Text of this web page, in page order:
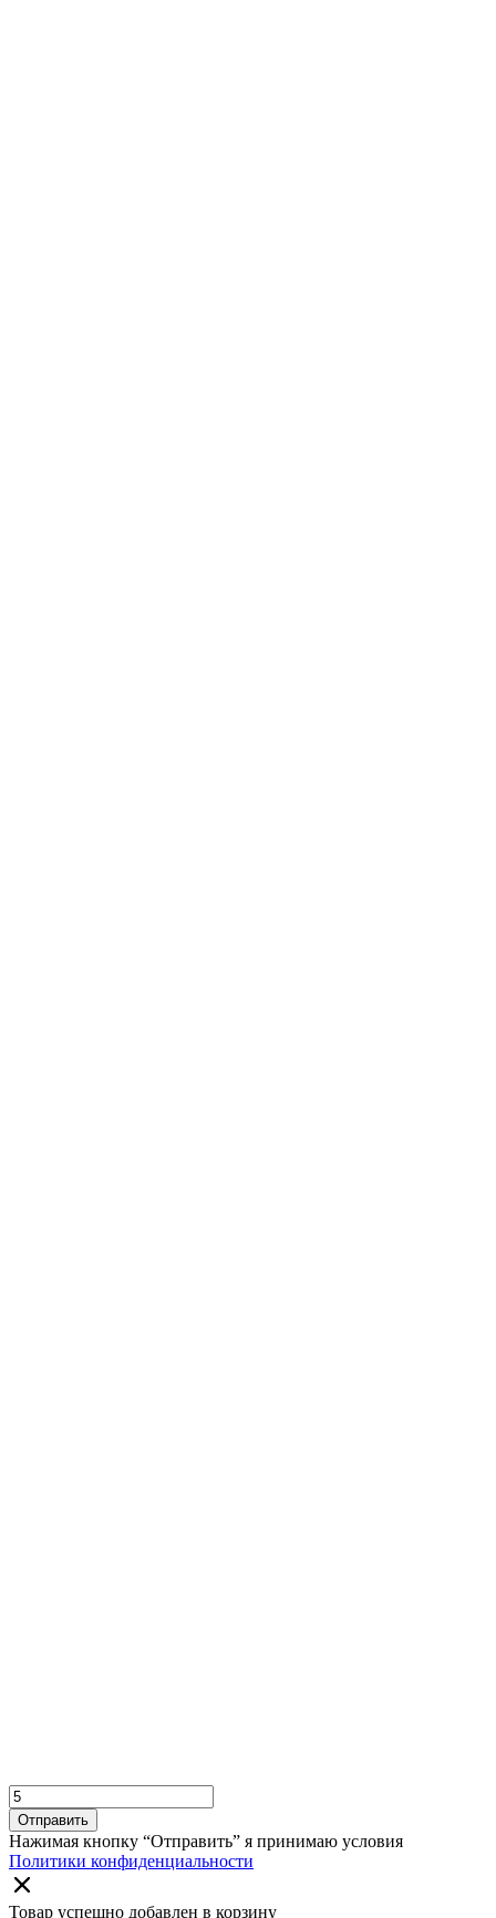
Отправить
Нажимая кнопку “Отправить” я принимаю условия
Политики конфиденциальности
Товар успешно добавлен в корзину